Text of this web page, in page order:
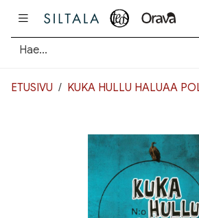
ETUSIVU KUKA HULLU HALUAA